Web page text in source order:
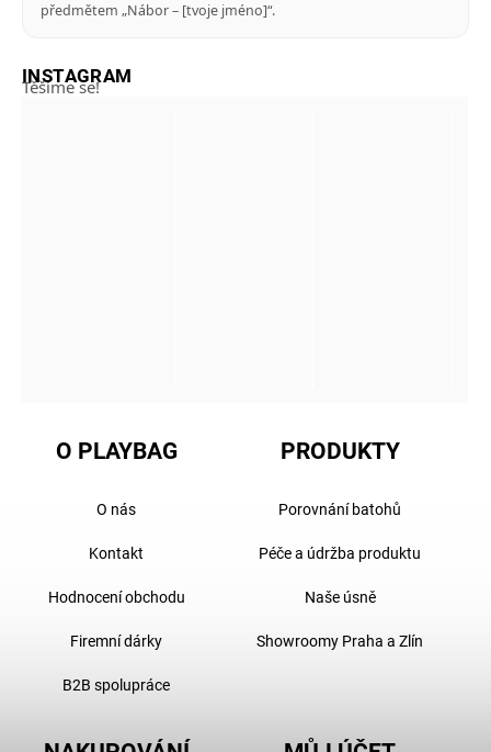
předmětem „Nábor – [tvoje jméno]“.
Těšíme se!
INSTAGRAM
O PLAYBAG
O nás
Kontakt
Hodnocení obchodu
Firemní dárky
B2B spolupráce
PRODUKTY
Porovnání batohů
Péče a údržba produktu
Naše úsně
Showroomy Praha a Zlín